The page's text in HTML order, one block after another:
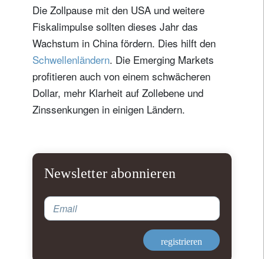
Die Zollpause mit den USA und weitere
Fiskalimpulse sollten dieses Jahr das
Wachstum in China fördern. Dies hilft den
Schwellenländern. Die Emerging Markets
profitieren auch von einem schwächeren
Dollar, mehr Klarheit auf Zollebene und
Zinssenkungen in einigen Ländern.
Newsletter abonnieren
Email
registrieren